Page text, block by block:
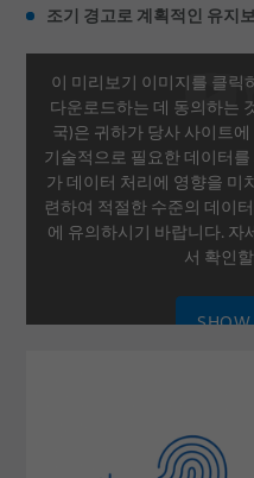
조기 경고로 계획적인 유지
이 미리보기 이미지를 클릭
다운로드하는 데 동의하는
국)은 귀하가 당사 사이트
기술적으로 필요한 데이터
가 데이터 처리에 영향을 미
련하여 적절한 수준의 데이
에 유의하시기 바랍니다. 자
서 확인
SHOW